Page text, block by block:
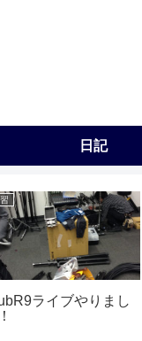
日記
ライブやりまし